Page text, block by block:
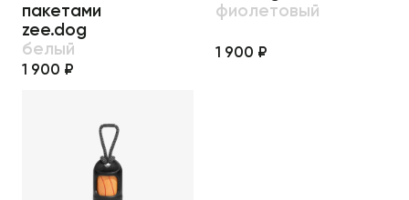
пакетами
zee.dog
белый
1 900 ₽
фиолетовый
1 900 ₽